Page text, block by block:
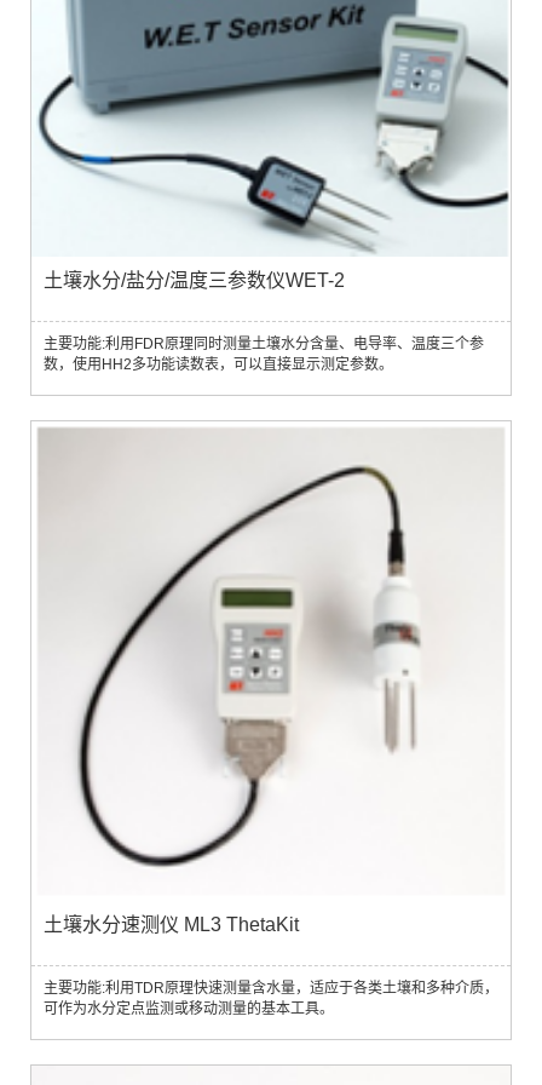
土壤水分/盐分/温度三参数仪WET-2
主要功能:利用FDR原理同时测量土壤水分含量、电导率、温度三个参
数，使用HH2多功能读数表，可以直接显示测定参数。
土壤水分速测仪 ML3 ThetaKit
主要功能:利用TDR原理快速测量含水量，适应于各类土壤和多种介质，
可作为水分定点监测或移动测量的基本工具。